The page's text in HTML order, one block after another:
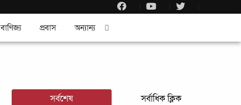
বাণিজ্য প্রবাস অন্যান্য
সর্বশেষ সর্বাধিক ক্লিক